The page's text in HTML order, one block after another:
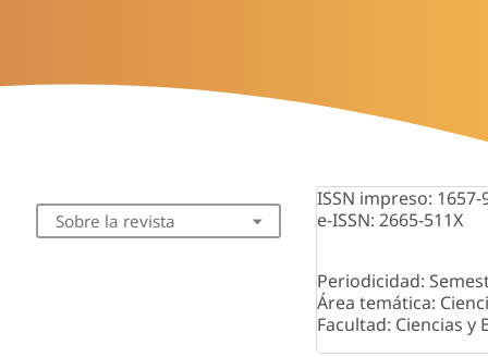
Sobre la revista
ISSN impreso: 1657-
e-ISSN: 2665-511X
Periodicidad:
Área temática:
Facultad: Ciencias y